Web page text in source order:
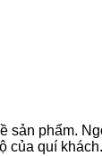
phẩm.
của quí khách.